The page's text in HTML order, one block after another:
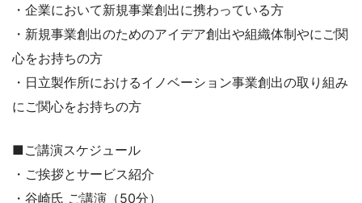
・企業において新規事業創出に携わっている方
・新規事業創出のためのアイデア創出や組織体制やにご関
心をお持ちの方
・日立製作所におけるイノベーション事業創出の取り組み
にご関心をお持ちの方
■ご講演スケジュール
・ご挨拶とサービス紹介
・谷崎氏 ご講演（50分）